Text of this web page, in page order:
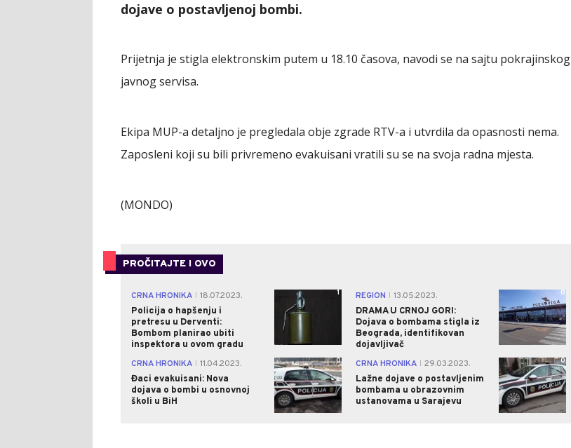
dojave o postavljenoj bombi.
Prijetnja je stigla elektronskim putem u 18.10 časova, navodi se na sajtu pokrajinskog
javnog servisa.
Ekipa MUP-a detaljno je pregledala obje zgrade RTV-a i utvrdila da opasnosti nema.
Zaposleni koji su bili privremeno evakuisani vratili su se na svoja radna mjesta.
(MONDO)
PROČITAJTE I OVO
CRNA HRONIKA
18.07.2023.
Policija o hapšenju i
pretresu u Derventi:
Bombom planirao ubiti
inspektora u ovom gradu
1 REGION
13.05.2023.
DRAMA U CRNOJ GORI:
Dojava o bombama stigla iz
Beograda, identifikovan
dojavljivač
0
CRNA HRONIKA
11.04.2023.
Đaci evakuisani: Nova
dojava o bombi u osnovnoj
školi u BiH
0 CRNA HRONIKA
29.03.2023.
Lažne dojave o postavljenim
bombama u obrazovnim
ustanovama u Sarajevu
0